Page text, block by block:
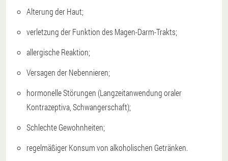
Alterung der Haut;
verletzung der Funktion des Magen-Darm-Trakts;
allergische Reaktion;
Versagen der Nebennieren;
hormonelle Störungen (Langzeitanwendung oraler
Kontrazeptiva, Schwangerschaft);
Schlechte Gewohnheiten;
regelmäßiger Konsum von alkoholischen Getränken.